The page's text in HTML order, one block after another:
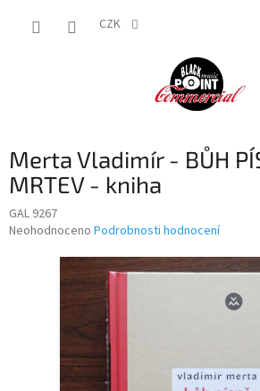
CZK
Merta Vladimír - BŮH
MRTEV - kniha
GAL 9267
Průměrné
hvězdiček.
Neohodnoceno Podrobnosti hodnocení